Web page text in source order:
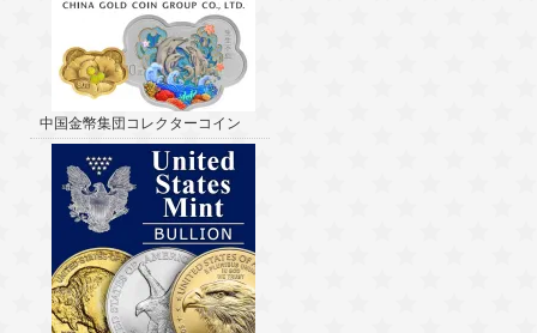
中国金幣集団コレクターコイン